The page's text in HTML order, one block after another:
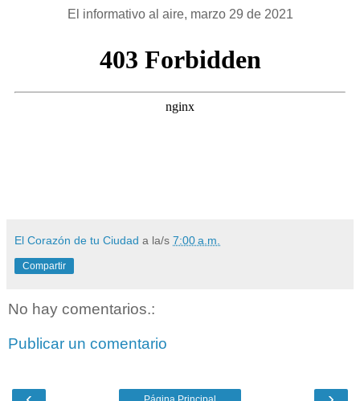
El informativo al aire, marzo 29 de 2021
El Corazón de tu Ciudad a la/s 7:00 a.m.
Compartir
No hay comentarios.:
Publicar un comentario